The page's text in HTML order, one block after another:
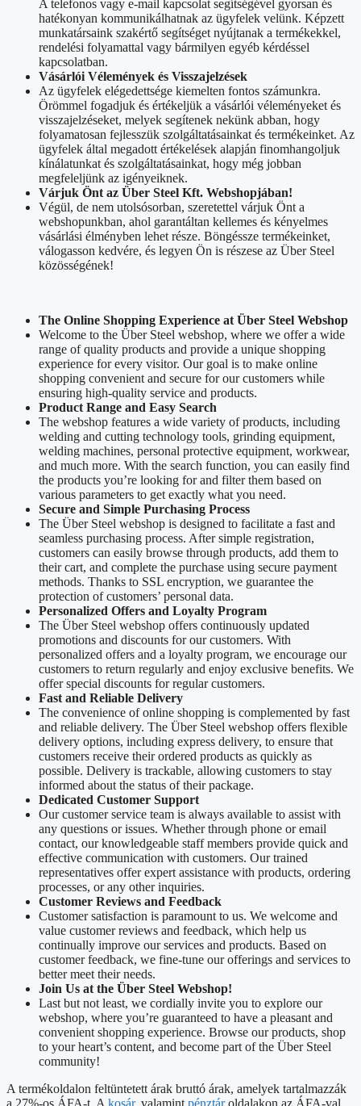
A telefonos vagy e-mail kapcsolat segítségével gyorsan és
hatékonyan kommunikálhatnak az ügyfelek velünk. Képzett
munkatársaink szakértő segítséget nyújtanak a termékekkel,
rendelési folyamattal vagy bármilyen egyéb kérdéssel
kapcsolatban.
Vásárlói Vélemények és Visszajelzések
Az ügyfelek elégedettsége kiemelten fontos számunkra.
Örömmel fogadjuk és értékeljük a vásárlói véleményeket és
visszajelzéseket, melyek segítenek nekünk abban, hogy
folyamatosan fejlesszük szolgáltatásainkat és termékeinket. Az
ügyfelek által megadott értékelések alapján finomhangoljuk
kínálatunkat és szolgáltatásainkat, hogy még jobban
megfeleljünk az igényeiknek.
Várjuk Önt az Über Steel Kft. Webshopjában!
Végül, de nem utolsósorban, szeretettel várjuk Önt a
webshopunkban, ahol garantáltan kellemes és kényelmes
vásárlási élményben lehet része. Böngéssze termékeinket,
válogasson kedvére, és legyen Ön is részese az Über Steel
közösségének!
The Online Shopping Experience at Über Steel Webshop
Welcome to the Über Steel webshop, where we offer a wide
range of quality products and provide a unique shopping
experience for every visitor. Our goal is to make online
shopping convenient and secure for our customers while
ensuring high-quality service and products.
Product Range and Easy Search
The webshop features a wide variety of products, including
welding and cutting technology tools, grinding equipment,
welding machines, personal protective equipment, workwear,
and much more. With the search function, you can easily find
the products you’re looking for and filter them based on
various parameters to get exactly what you need.
Secure and Simple Purchasing Process
The Über Steel webshop is designed to facilitate a fast and
seamless purchasing process. After simple registration,
customers can easily browse through products, add them to
their cart, and complete the purchase using secure payment
methods. Thanks to SSL encryption, we guarantee the
protection of customers’ personal data.
Personalized Offers and Loyalty Program
The Über Steel webshop offers continuously updated
promotions and discounts for our customers. With
personalized offers and a loyalty program, we encourage our
customers to return regularly and enjoy exclusive benefits. We
offer special discounts for regular customers.
Fast and Reliable Delivery
The convenience of online shopping is complemented by fast
and reliable delivery. The Über Steel webshop offers flexible
delivery options, including express delivery, to ensure that
customers receive their ordered products as quickly as
possible. Delivery is trackable, allowing customers to stay
informed about the status of their package.
Dedicated Customer Support
Our customer service team is always available to assist with
any questions or issues. Whether through phone or email
contact, our knowledgeable staff members provide quick and
effective communication with customers. Our trained
representatives offer expert assistance with products, ordering
processes, or any other inquiries.
Customer Reviews and Feedback
Customer satisfaction is paramount to us. We welcome and
value customer reviews and feedback, which help us
continually improve our services and products. Based on
customer feedback, we fine-tune our offerings and services to
better meet their needs.
Join Us at the Über Steel Webshop!
Last but not least, we cordially invite you to explore our
webshop, where you’re guaranteed to have a pleasant and
convenient shopping experience. Browse our products, shop
to your heart’s content, and become part of the Über Steel
community!
A termékoldalon feltüntetett árak bruttó árak, amelyek tartalmazzák